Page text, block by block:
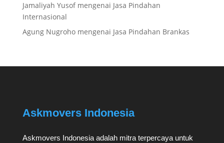
Jamaliyah Yusofmengenai Jasa Pindahan
Internasional
Agung Nugrohomengenai Jasa Pindahan Brankas
Askmovers Indonesia
Askmovers Indonesia adalah mitra terpercaya untuk